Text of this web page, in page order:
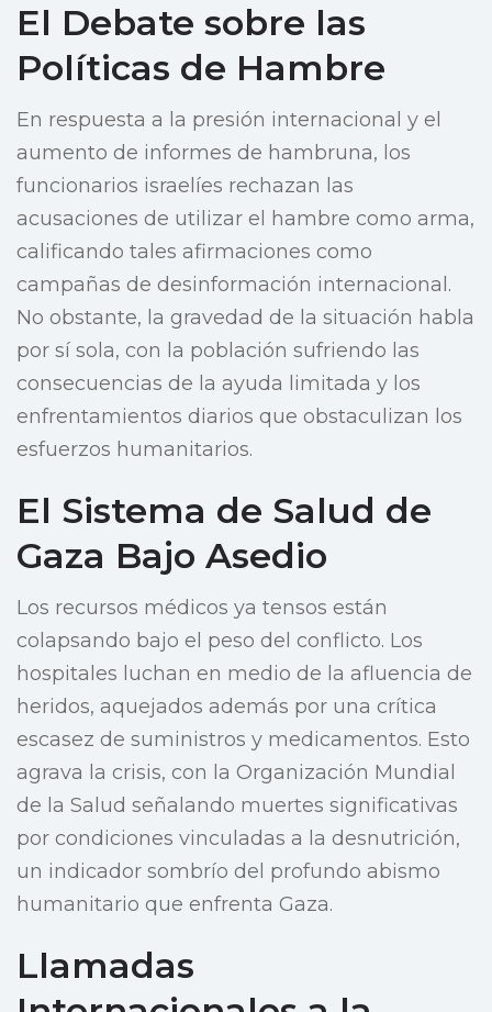
El Debate sobre las
Políticas de Hambre
En respuesta a la presión internacional y el
aumento de informes de hambruna, los
funcionarios israelíes rechazan las
acusaciones de utilizar el hambre como arma,
calificando tales afirmaciones como
campañas de desinformación internacional.
No obstante, la gravedad de la situación habla
por sí sola, con la población sufriendo las
consecuencias de la ayuda limitada y los
enfrentamientos diarios que obstaculizan los
esfuerzos humanitarios.
El Sistema de Salud de
Gaza Bajo Asedio
Los recursos médicos ya tensos están
colapsando bajo el peso del conflicto. Los
hospitales luchan en medio de la afluencia de
heridos, aquejados además por una crítica
escasez de suministros y medicamentos. Esto
agrava la crisis, con la Organización Mundial
de la Salud señalando muertes significativas
por condiciones vinculadas a la desnutrición,
un indicador sombrío del profundo abismo
humanitario que enfrenta Gaza.
Llamadas